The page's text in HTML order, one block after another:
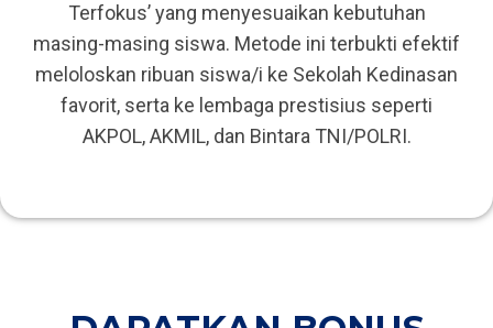
Terfokus’ yang menyesuaikan kebutuhan
masing-masing siswa. Metode ini terbukti efektif
meloloskan ribuan siswa/i ke Sekolah Kedinasan
favorit, serta ke lembaga prestisius seperti
AKPOL, AKMIL, dan Bintara TNI/POLRI.